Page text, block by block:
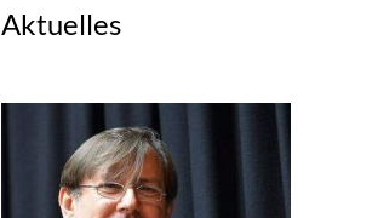
Aktuelles